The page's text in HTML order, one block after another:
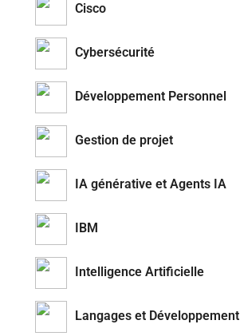
Cisco
Cybersécurité
Développement Personnel
Gestion de projet
IA générative et Agents IA
IBM
Intelligence Artificielle
Langages et Développement